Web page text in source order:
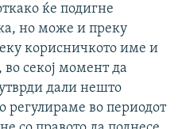
ќе подигне
но може и преку
корисничкото име и
секој момент да
дали нешто
регулираме во периодот